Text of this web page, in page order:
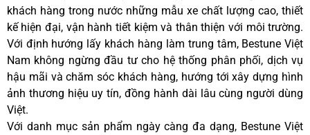
khách hàng trong nước những mẫu xe chất lượng cao, thiết
kế hiện đại, vận hành tiết kiệm và thân thiện với môi trường.
Với định hướng lấy khách hàng làm trung tâm, Bestune Việt
Nam không ngừng đầu tư cho hệ thống phân phối, dịch vụ
hậu mãi và chăm sóc khách hàng, hướng tới xây dựng hình
ảnh thương hiệu uy tín, đồng hành dài lâu cùng người dùng
Việt.
Với danh mục sản phẩm ngày càng đa dạng, Bestune Việt